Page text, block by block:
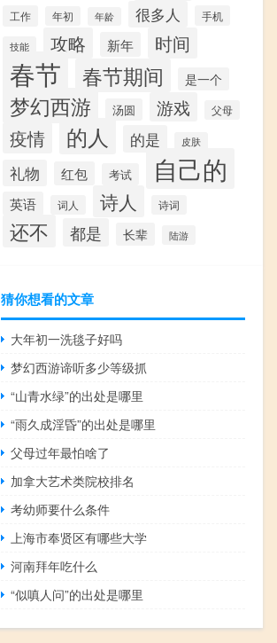
工作 年初 年龄 很多人 手机
技能 攻略 新年 时间
春节 春节期间 是一个
梦幻西游 汤圆 游戏 父母
疫情 的人 的是 皮肤
礼物 红包 考试 自己的
英语 词人 诗人 诗词
还不 都是 长辈 陆游
猜你想看的文章
大年初一洗毯子好吗
梦幻西游谛听多少等级抓
“山青水绿”的出处是哪里
“雨久成淫昏”的出处是哪里
父母过年最怕啥了
加拿大艺术类院校排名
考幼师要什么条件
上海市奉贤区有哪些大学
河南拜年吃什么
“似嗔人问”的出处是哪里